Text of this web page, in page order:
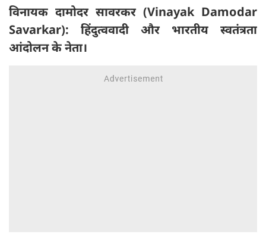
विनायक दामोदर सावरकर (Vinayak Damodar
Savarkar): हिंदुत्ववादी और भारतीय स्वतंत्रता
आंदोलन के नेता।